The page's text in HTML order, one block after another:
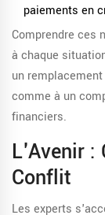
paiements en
Comprendre ces
à chaque
un
comme à un
financiers.
L'Avenir :
Conflit
Les experts